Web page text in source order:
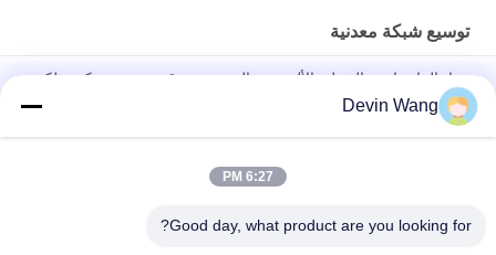
توسيع شبكة معدنية
مواد البناء واجهة التغطية الألومنيوم الموسعة ورقة معدنية شبكة سلكية
للجناح الدرج
الحماية من الإشارة المغناطيسية الترسية الشبكة المعدنية النحاس
Devin Wang
6:27 PM
Good day, what product are you looking for?